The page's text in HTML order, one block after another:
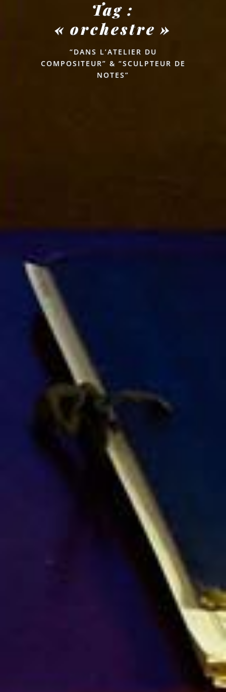
Tag :
« orchestre »
“DANS L’ATELIER DU
COMPOSITEUR” & “SCULPTEUR DE
NOTES”